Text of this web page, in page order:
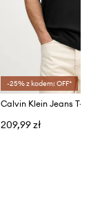
-25% z kodem: OFF*
209,99 zł